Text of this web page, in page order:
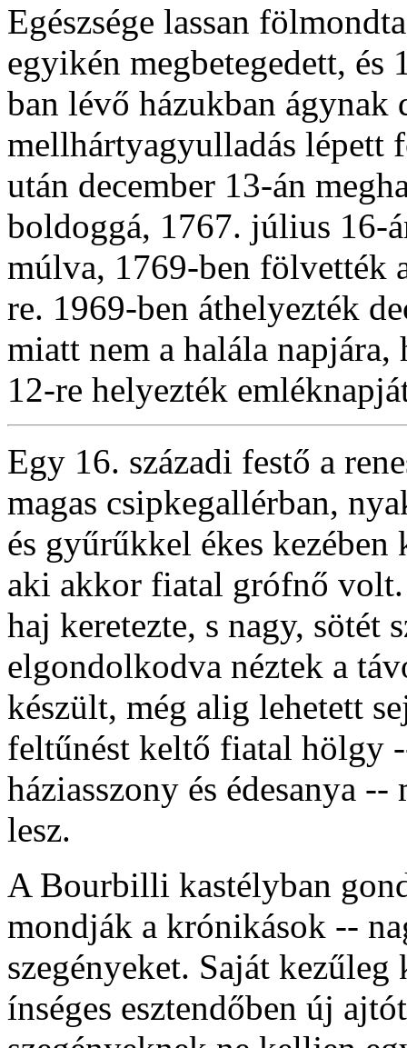
Egészsége lassan
egyikén megbetegedett,
ban lévő házukban ágynak
mellhártyagyulladás lépett
után december 13-án
boldoggá, 1767. július 16-
múlva, 1769-ben fölvették
re. 1969-ben áthelyezték
miatt nem a halála napjára,
12-re helyezték
Egy 16. századi festő a
magas csipkegallérban,
és gyűrűkkel ékes
aki akkor fiatal grófnő volt.
haj keretezte, s nagy, sötét
elgondolkodva néztek a
készült, még alig lehetett
feltűnést keltő fiatal hölgy
háziasszony és édesanya
lesz.
A Bourbilli kastélyban
mondják a krónikások --
szegényeket. Saját
ínséges esztendőben új